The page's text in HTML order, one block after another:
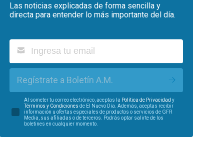
Las noticias explicadas de forma sencilla y
directa para entender lo más importante del día.
Regístrate a Boletín A.M.
Al someter tu correo electrónico, aceptas la Política de Privacidad y
Términos y Condiciones de El Nuevo Día. Además, aceptas recibir
información u ofertas especiales de productos o servicios de GFR
Media, sus afiliadas o de terceros. Podrás optar salirte de los
boletines en cualquier momento.